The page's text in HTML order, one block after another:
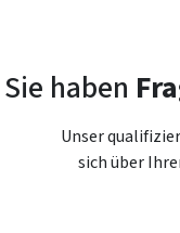
Sie haben
Unser
sich über